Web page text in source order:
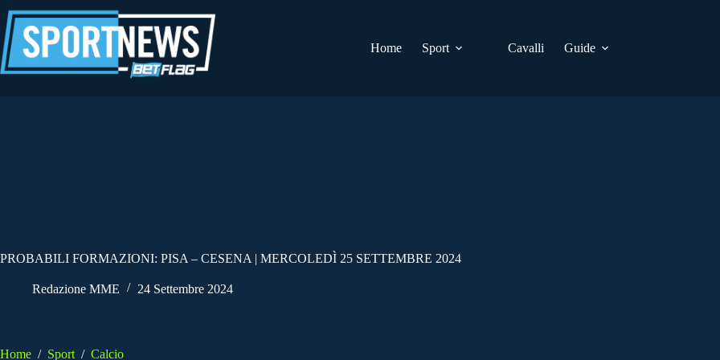
al
contenuto
Home
Sport Cavalli Guide
PROBABILI FORMAZIONI: PISA – CESENA | MERCOLEDÌ 25 SETTEMBRE 2024
Redazione MME 24 Settembre 2024
Home / Sport / Calcio